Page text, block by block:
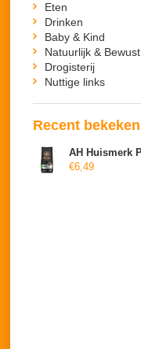
Eten
Drinken
Baby & Kind
Natuurlijk & Bewust
Drogisterij
Nuttige links
Recent bekeken
€6,49